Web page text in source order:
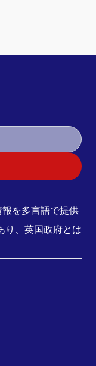
を多言語で提供
り、英国政府とは